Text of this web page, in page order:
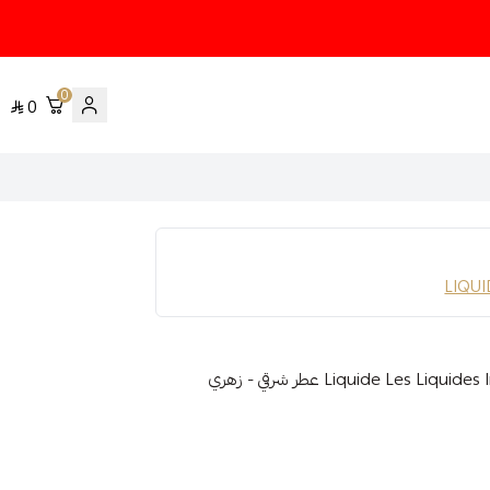
0
0
عينه عطر يتم تعبئتها من زجاجة العطر الاصليه Liquide Les Liquides Imaginaires عطر شرقي - زهري